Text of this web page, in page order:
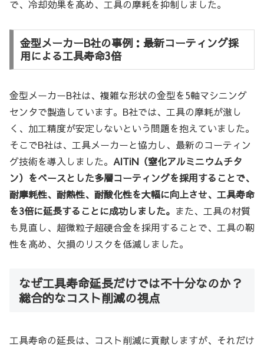
で、冷却効果を高め、工具の摩耗を抑制しました。
金型メーカーB社の事例：最新コーティング採
用による工具寿命3倍
金型メーカーB社は、複雑な形状の金型を5軸マシニング
センタで製造しています。B社では、工具の摩耗が激し
く、加工精度が安定しないという問題を抱えていました。
そこでB社は、工具メーカーと協力し、最新のコーティン
グ技術を導入しました。 AlTiN（窒化アルミニウムチタ
ン）をベースとした多層コーティングを採用することで、
耐摩耗性、耐熱性、耐酸化性を大幅に向上させ、工具寿命
を3倍に延長することに成功しました。 また、工具の材質
も見直し、超微粒子超硬合金を採用することで、工具の靭
性を高め、欠損のリスクを低減しました。
なぜ工具寿命延長だけでは不十分なのか？
総合的なコスト削減の視点
工具寿命の延長は、コスト削減に貢献しますが、それだけ